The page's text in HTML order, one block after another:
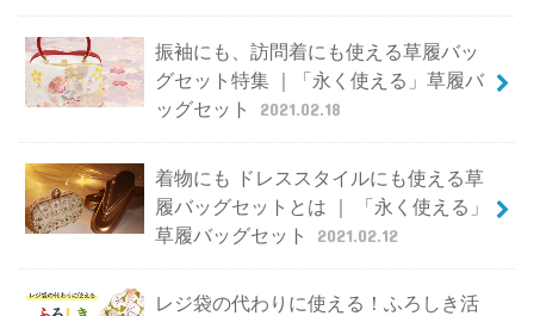
振袖にも、訪問着にも使える草履バッ
グセット特集 ｜「永く使える」草履バ
ッグセット
2021.02.18
着物にも ドレススタイルにも使える草
履バッグセットとは ｜ 「永く使える」
草履バッグセット
2021.02.12
レジ袋の代わりに使える！ふろしき活